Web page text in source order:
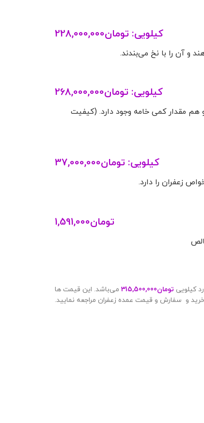
کیلویی: تومان228,000,000
و آن را با نخ می‌بندند.
کیلویی: تومان268,000,000
و هم مقدار کمی خامه وجود دارد. (کیفیت
کیلویی: تومان37,000,000
زعفران را دارد.
تومان1,591,000
کیلویی تومان315,500,000 می‌باشد. این قیمت ها
و سفارش و قیمت عمده زعفران مراجعه نمایید.